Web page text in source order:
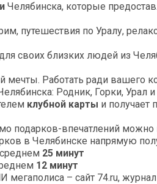
Челябинска, которые
путешествия по Уралу,
своих близких людей из
мечты. Работать ради вашего
Родник, Горки, Урал
клубной карты и получает
подарков-впечатлений
в Челябинске напрямую
25 минут
12 минут
– сайт 74.ru,